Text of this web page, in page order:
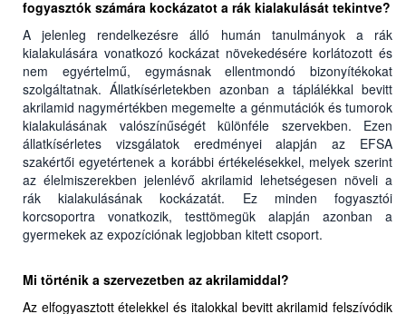
fogyasztók számára kockázatot a rák kialakulását tekintve?
A jelenleg rendelkezésre álló humán tanulmányok a rák
kialakulására vonatkozó kockázat növekedésére korlátozott és
nem egyértelmű, egymásnak ellentmondó bizonyítékokat
szolgáltatnak. Állatkísérletekben azonban a táplálékkal bevitt
akrilamid nagymértékben megemelte a génmutációk és tumorok
kialakulásának valószínűségét különféle szervekben. Ezen
állatkísérletes vizsgálatok eredményei alapján az EFSA
szakértői egyetértenek a korábbi értékelésekkel, melyek szerint
az élelmiszerekben jelenlévő akrilamid lehetségesen növeli a
rák kialakulásának kockázatát. Ez minden fogyasztói
korcsoportra vonatkozik, testtömegük alapján azonban a
gyermekek az expozíciónak legjobban kitett csoport.
Mi történik a szervezetben az akrilamiddal?
Az elfogyasztott ételekkel és italokkal bevitt akrilamid felszívódik